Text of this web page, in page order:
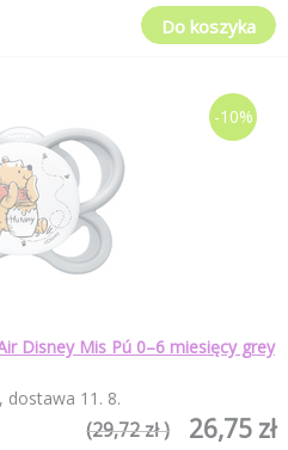
Do koszyka
-10%
Disney Mis Pú 0–6 miesięcy grey
dostawa 11 . 8.
26,75 zł
(29,72 zł )